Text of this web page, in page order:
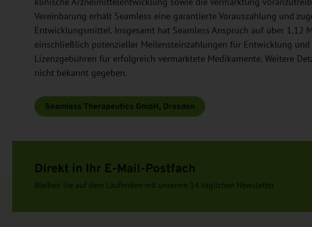
Vereinbarung erhält Seamless eine garantierte Vorauszahlung und
Entwicklungsmittel. Insgesamt hat Seamless Anspruch auf über 1,12
einschließlich potenzieller Meilensteinzahlungen für Entwicklung und
Lizenzgebühren für erfolgreich vermarktete Medikamente. Weitere
nicht bekannt gegeben.
Seamless Therapeutics GmbH, Dresden
Direkt in Ihr E-Mail-Postfach
Bleiben Sie auf dem Laufenden mit unserem 14-täglichen Newsletter